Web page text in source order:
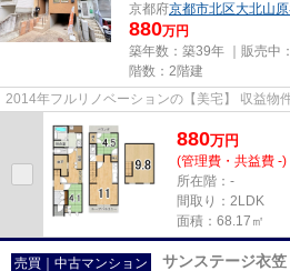
京都府京都市北区大北山
880万円
築年数：築39年 ｜販売中：
階数：2階建
2014年フルリノベーションの【美宅】 収益物
880万円
(管理費・共益費 -)
所在階：-
間取り：2LDK
面積：68.17㎡
売買｜中古マンション サンステージ衣